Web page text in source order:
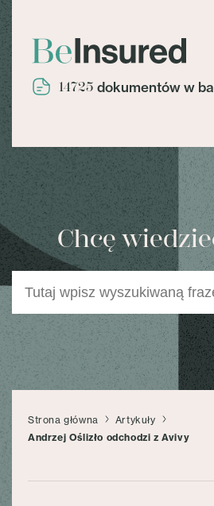
14725 dokumentów w
Chcę
Strona główna
Artykuły
Andrzej Oślizło odchodzi z Avivy